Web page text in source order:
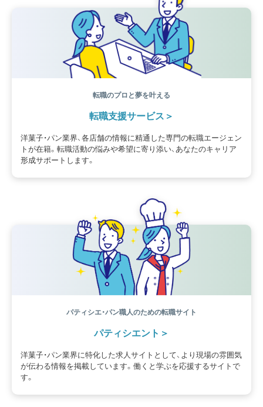
生菓子
アシェットデセール
フランス オーブン担当 チョコレート
転職のプロと夢を叶える
転職支援サービス
洋菓子・パン業界、各店舗の情報に精通した専門の転職エージェン
トが在籍。転職活動の悩みや希望に寄り添い、あなたのキャリア
形成サポートします。
パティシエ・パン職人のための転職サイト
パティシエント
洋菓子・パン業界に特化した求人サイトとして、より現場の雰囲気
が伝わる情報を掲載しています。働くと学ぶを応援するサイトで
す。